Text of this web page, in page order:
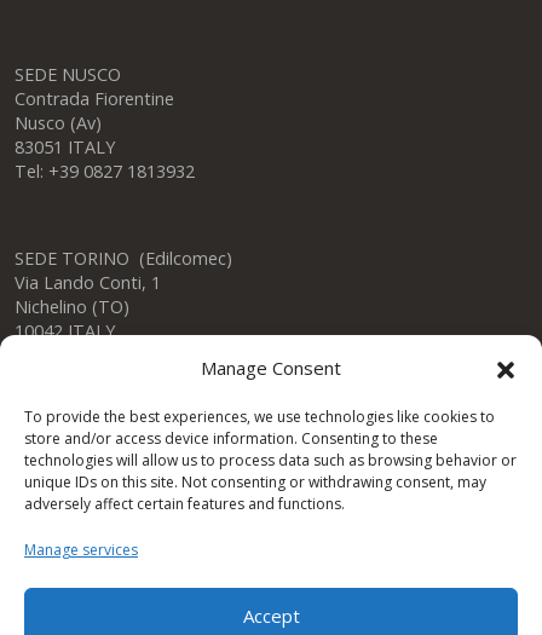
Manage Consent
To provide the best experiences, we use technologies like cookies to
store and/or access device information. Consenting to these
technologies will allow us to process data such as browsing behavior or
unique IDs on this site. Not consenting or withdrawing consent, may
adversely affect certain features and functions.
Manage services
Accept
SEDE NUSCO
Contrada Fiorentine
Nusco (Av)
83051 ITALY
Tel: +39 0827 1813932
SEDE TORINO (Edilcomec)
Via Lando Conti, 1
Nichelino (TO)
10042 ITALY
SEDE MILANO
Via Uboldo, 191
Caronno Pertusella (VA)
21042 ITALY
Tel: +39 02 47763744